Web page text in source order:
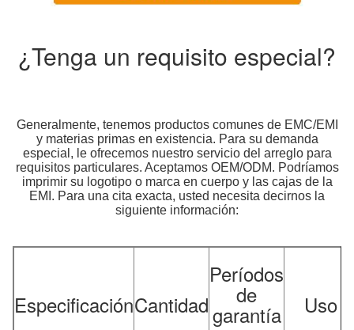
¿Tenga un requisito especial?
Generalmente, tenemos productos comunes de EMC/EMI
y materias primas en existencia. Para su demanda
especial, le ofrecemos nuestro servicio del arreglo para
requisitos particulares. Aceptamos OEM/ODM. Podríamos
imprimir su logotipo o marca en cuerpo y las cajas de la
EMI. Para una cita exacta, usted necesita decirnos la
siguiente información:
EspecificaciónCantidad
Períodos
de
garantía Uso